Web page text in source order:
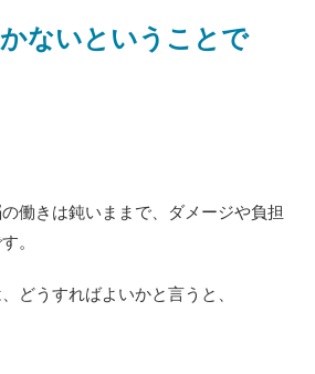
ないということで
働きは鈍いままで、ダメージや負担
。
どうすればよいかと言うと、